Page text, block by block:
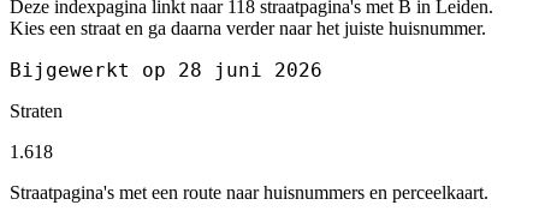
Deze indexpagina linkt naar 118 straatpagina's met B in Leiden.
Kies een straat en ga daarna verder naar het juiste huisnummer.
Bijgewerkt op 28 juni 2026
Straten
1.618
Straatpagina's met een route naar huisnummers en perceelkaart.